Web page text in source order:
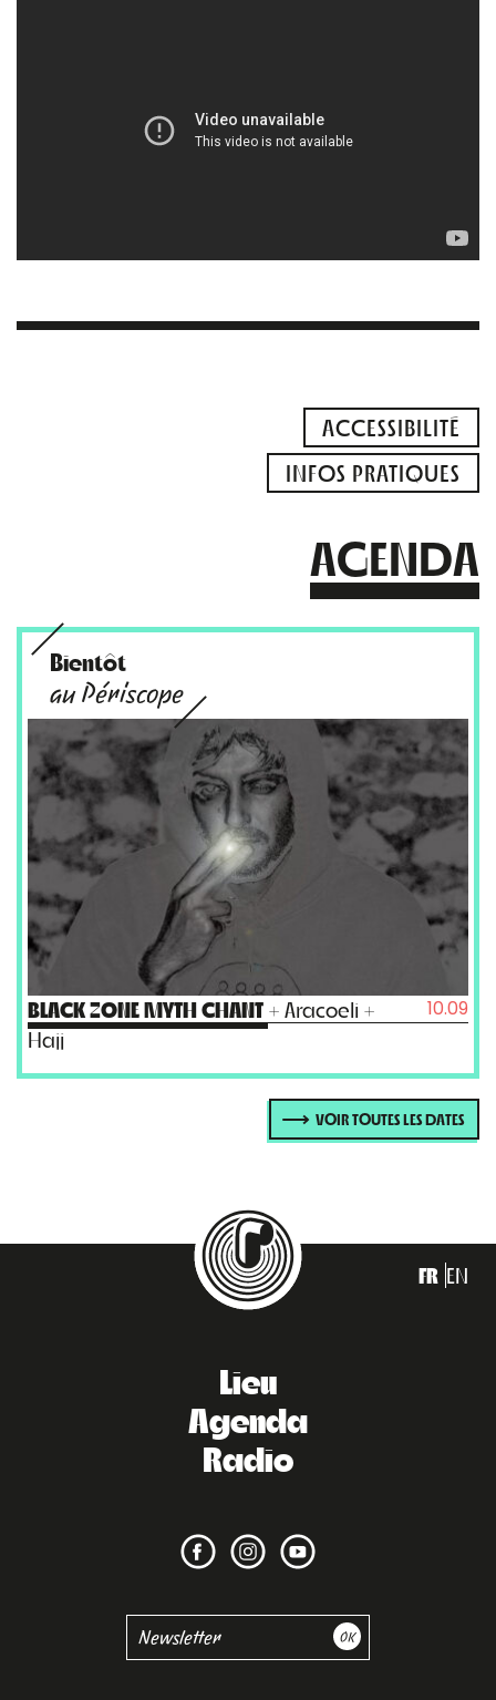
ACCESSIBILITÉ
INFOS PRATIQUES
AGENDA
Bientôt
au Périscope
BLACK ZONE MYTH CHANT + Aracoeli +
Hajj
10.09
VOIR TOUTES LES DATES
FR EN
Lieu
Agenda
Radio